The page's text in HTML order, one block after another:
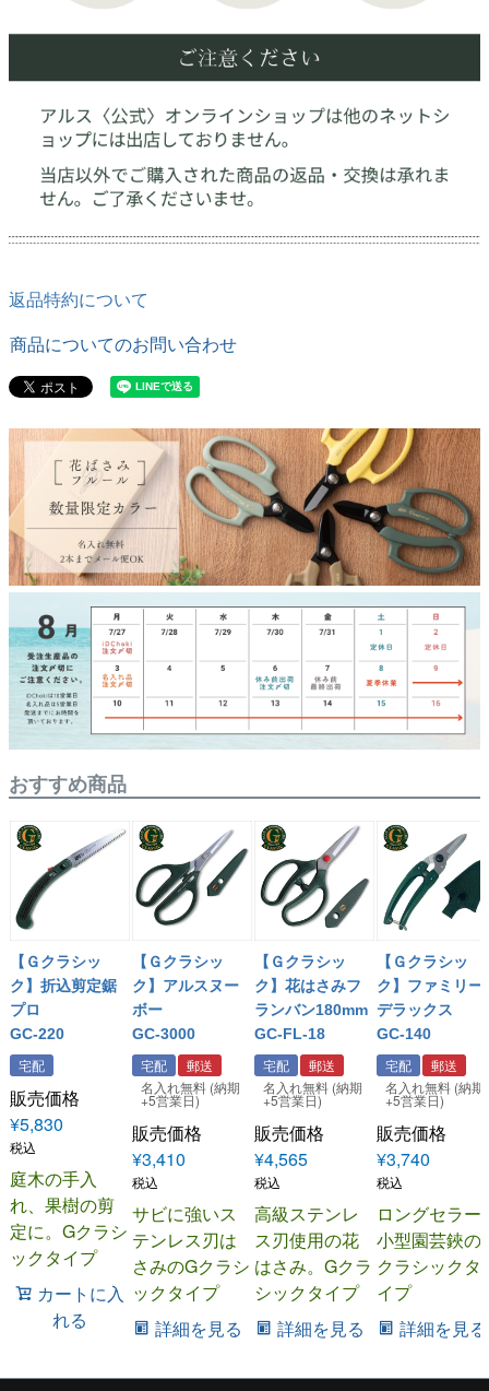
返品特約について
商品についてのお問い合わせ
おすすめ商品
【Ｇクラシッ
ク】折込剪定鋸
プロ
GC-220
宅配
販売価格
¥5,830
税込
庭木の手入
れ、果樹の剪
定に。Gクラシ
ックタイプ
カートに入
れる
【Ｇクラシッ
ク】アルスヌー
ボー
GC-3000
宅配
郵送
名入れ無料 (納期
+5営業日)
販売価格
¥3,410
税込
サビに強いス
テンレス刃は
さみのGクラシ
ックタイプ
詳細を見る
【Ｇクラシッ
ク】花はさみフ
ランバン180mm
GC-FL-18
宅配
郵送
名入れ無料 (納期
+5営業日)
販売価格
¥4,565
税込
高級ステンレ
ス刃使用の花
はさみ。Gクラ
シックタイプ
詳細を見る
【Ｇクラシッ
ク】ファミリー
デラックス
GC-140
宅配
郵送
名入れ無料 (納期
+5営業日)
販売価格
¥3,740
税込
ロングセラー
小型園芸鋏の
クラシックタ
イプ
詳細を見る